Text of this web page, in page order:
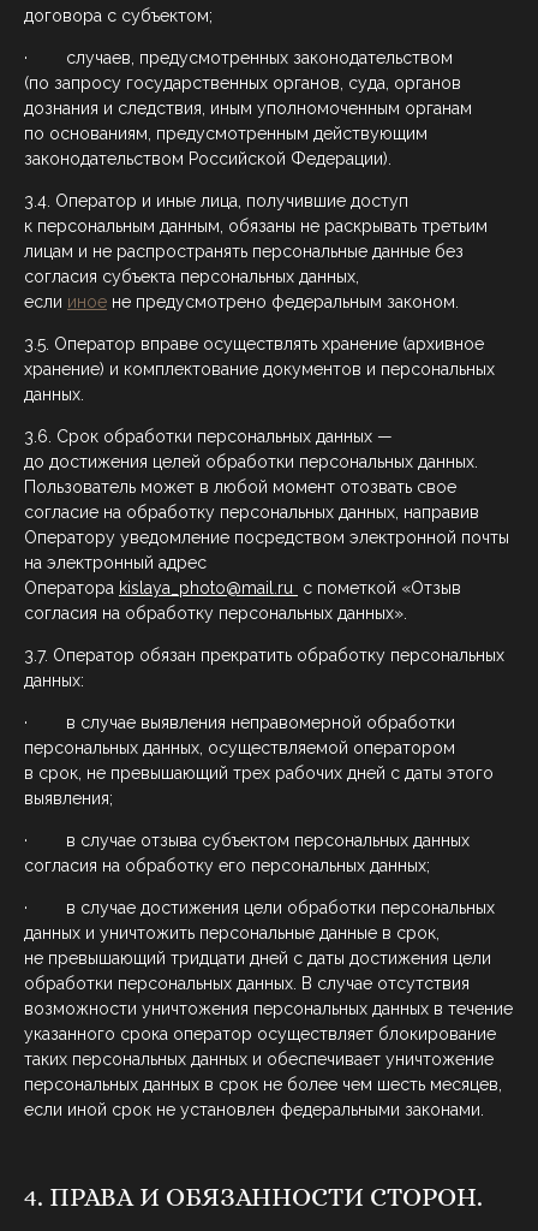
договора с субъектом;
· случаев, предусмотренных законодательством
(по запросу государственных органов, суда, органов
дознания и следствия, иным уполномоченным органам
по основаниям, предусмотренным действующим
законодательством Российской Федерации).
3.4. Оператор и иные лица, получившие доступ
к персональным данным, обязаны не раскрывать третьим
лицам и не распространять персональные данные без
согласия субъекта персональных данных,
если иное не предусмотрено федеральным законом.
3.5. Оператор вправе осуществлять хранение (архивное
хранение) и комплектование документов и персональных
данных.
3.6. Срок обработки персональных данных —
до достижения целей обработки персональных данных.
Пользователь может в любой момент отозвать свое
согласие на обработку персональных данных, направив
Оператору уведомление посредством электронной почты
на электронный адрес
Оператора kislaya photo@mail ru
с пометкой «Отзыв
согласия на обработку персональных данных».
3.7. Оператор обязан прекратить обработку персональных
данных:
· в случае выявления неправомерной обработки
персональных данных, осуществляемой оператором
в срок, не превышающий трех рабочих дней с даты этого
выявления;
· в случае отзыва субъектом персональных данных
согласия на обработку его персональных данных;
· в случае достижения цели обработки персональных
данных и уничтожить персональные данные в срок,
не превышающий тридцати дней с даты достижения цели
обработки персональных данных. В случае отсутствия
возможности уничтожения персональных данных в течение
указанного срока оператор осуществляет блокирование
таких персональных данных и обеспечивает уничтожение
персональных данных в срок не более чем шесть месяцев,
если иной срок не установлен федеральными законами.
4. ПРАВА И ОБЯЗАННОСТИ СТОРОН.